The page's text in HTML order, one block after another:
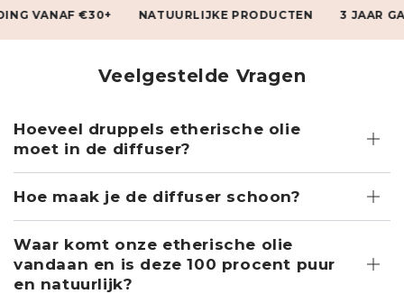
€30+ NATUURLIJKE PRODUCTEN 3 JAAR
Veelgestelde Vragen
Hoeveel druppels etherische olie
moet in de diffuser?
Hoe maak je de diffuser schoon?
Waar komt onze etherische olie
vandaan en is deze 100 procent puur
en natuurlijk?